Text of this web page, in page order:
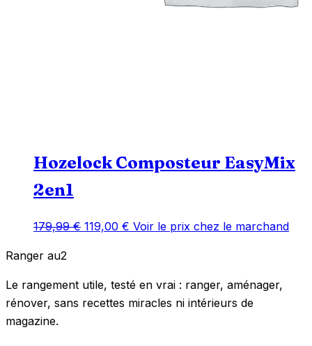
Hozelock Composteur EasyMix
2en1
179,99€ Le
était :
179,99 €.
119,00 € Le
est :
119,00 €.
Voir le prix chez le marchand
Ranger au2
Le rangement utile, testé en vrai : ranger, aménager,
rénover, sans recettes miracles ni intérieurs de
magazine.